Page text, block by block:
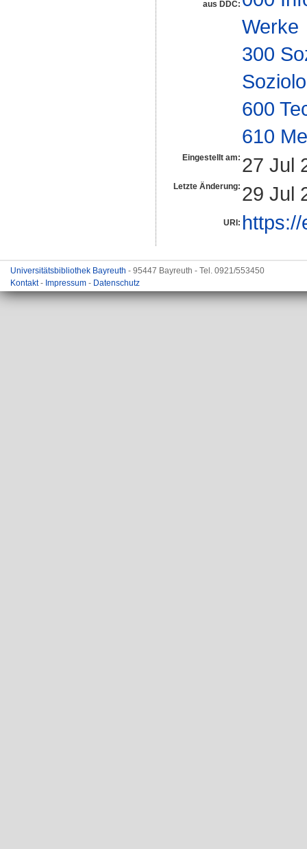
aus DDC:
Werke
300
600
610
Eingestellt am: 27 Jul
Letzte Änderung: 29 Jul
URI:
Universitätsbibliothek Bayreuth - 95447 Bayreuth - Tel. 0921/553450
Kontakt- Impressum - Datenschutz